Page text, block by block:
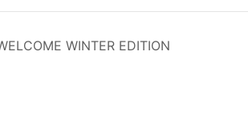
WINTER EDITION